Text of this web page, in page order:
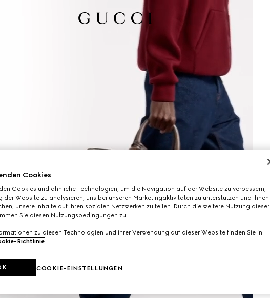
Cookies
Cookies und ähnliche Technologien, um die Navigation auf der Website zu verbessern,
der Website zu analysieren, uns bei unseren Marketingaktivitäten zu unterstützen und Ihnen
unsere Inhalte auf Ihren sozialen Netzwerken zu teilen. Durch die weitere Nutzung dieser
Sie diesen Nutzungsbedingungen zu.
zu diesen Technologien und ihrer Verwendung auf dieser Website finden Sie in
Richtlinie.
COOKIE-EINSTELLUNGEN